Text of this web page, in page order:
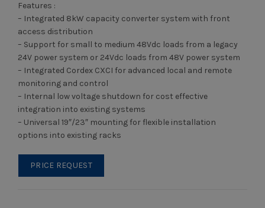
Features :
– Integrated 8kW capacity converter system with front
access distribution
– Support for small to medium 48Vdc loads from a legacy
24V power system or 24Vdc loads from 48V power system
– Integrated Cordex CXCI for advanced local and remote
monitoring and control
– Internal low voltage shutdown for cost effective
integration into existing systems
– Universal 19″/23″ mounting for flexible installation
options into existing racks
PRICE REQUEST